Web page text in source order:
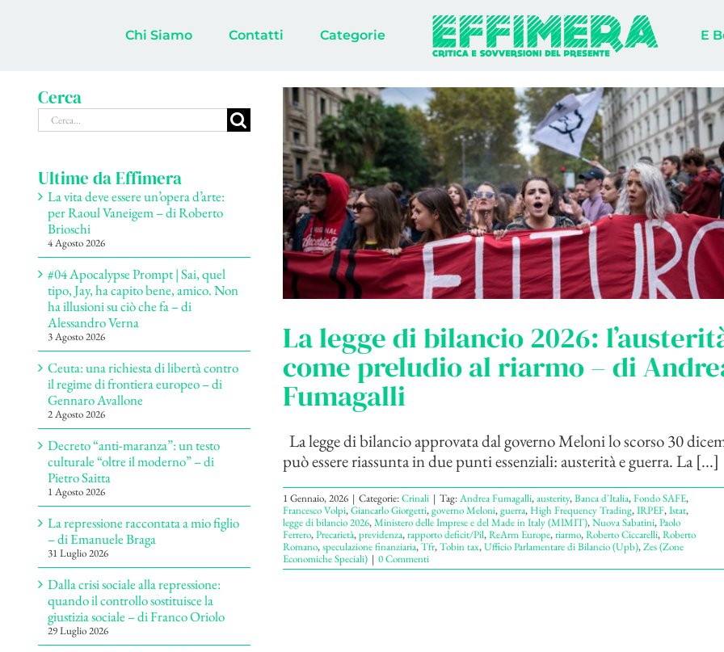
Chi Siamo Contatti Categorie E
La legge di bilancio 2026:
come preludio al riarmo – di
Fumagalli
La legge di bilancio approvata dal governo Meloni lo scorso 30
può essere riassunta in due punti essenziali: austerità e guerra. La [...]
1 Gennaio, 2026 | Categorie:Crinali | Tag:Andrea Fumagalli,austerity,Banca d'Italia,Fondo SAFE,
Francesco Volpi,Giancarlo Giorgetti,governo Meloni,guerra,High Frequency Trading,IRPEF,Istat,
legge di bilancio 2026,Ministero delle Imprese e del Made in Italy (MIMIT),Nuova Sabatini,Paolo
Ferrero,Precarietà,previdenza,rapporto deficit/Pil,ReArm Europe,riarmo,Roberto Ciccarelli,Roberto
Romano,speculazione finanziaria,Tfr,Tobin tax,Ufficio Parlamentare di Bilancio (Upb),Zes (Zone
Economiche Speciali) | 0 Commenti
Cerca
Cerca
per:
Ultime da Effimera
La vita deve essere un’opera d’arte:
per Raoul Vaneigem – di Roberto
Brioschi
4 Agosto 2026
#04 Apocalypse Prompt | Sai, quel
tipo, Jay, ha capito bene, amico. Non
ha illusioni su ciò che fa – di
Alessandro Verna
3 Agosto 2026
Ceuta: una richiesta di libertà contro
il regime di frontiera europeo – di
Gennaro Avallone
2 Agosto 2026
Decreto “anti-maranza”: un testo
culturale “oltre il moderno” – di
Pietro Saitta
1 Agosto 2026
La repressione raccontata a mio figlio
– di Emanuele Braga
31 Luglio 2026
Dalla crisi sociale alla repressione:
quando il controllo sostituisce la
giustizia sociale – di Franco Oriolo
29 Luglio 2026